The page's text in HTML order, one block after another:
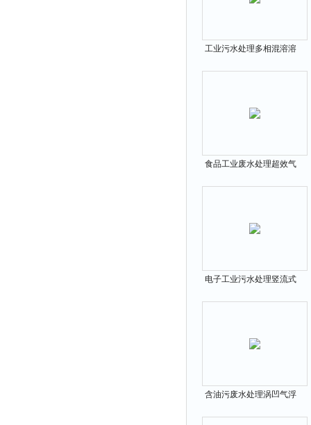
工业污水处理多相混溶溶
食品工业废水处理超效气
电子工业污水处理竖流式
含油污废水处理涡凹气浮